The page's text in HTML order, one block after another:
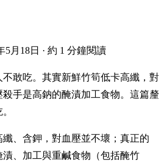
5月18日 · 約 1 分鐘閱讀
不敢吃。其實新鮮竹筍低卡高纖，對
手是高鈉的醃漬加工食物。這篇釐
、含鉀，對血壓並不壞；真正的
漬、加工與重鹹食物（包括醃竹